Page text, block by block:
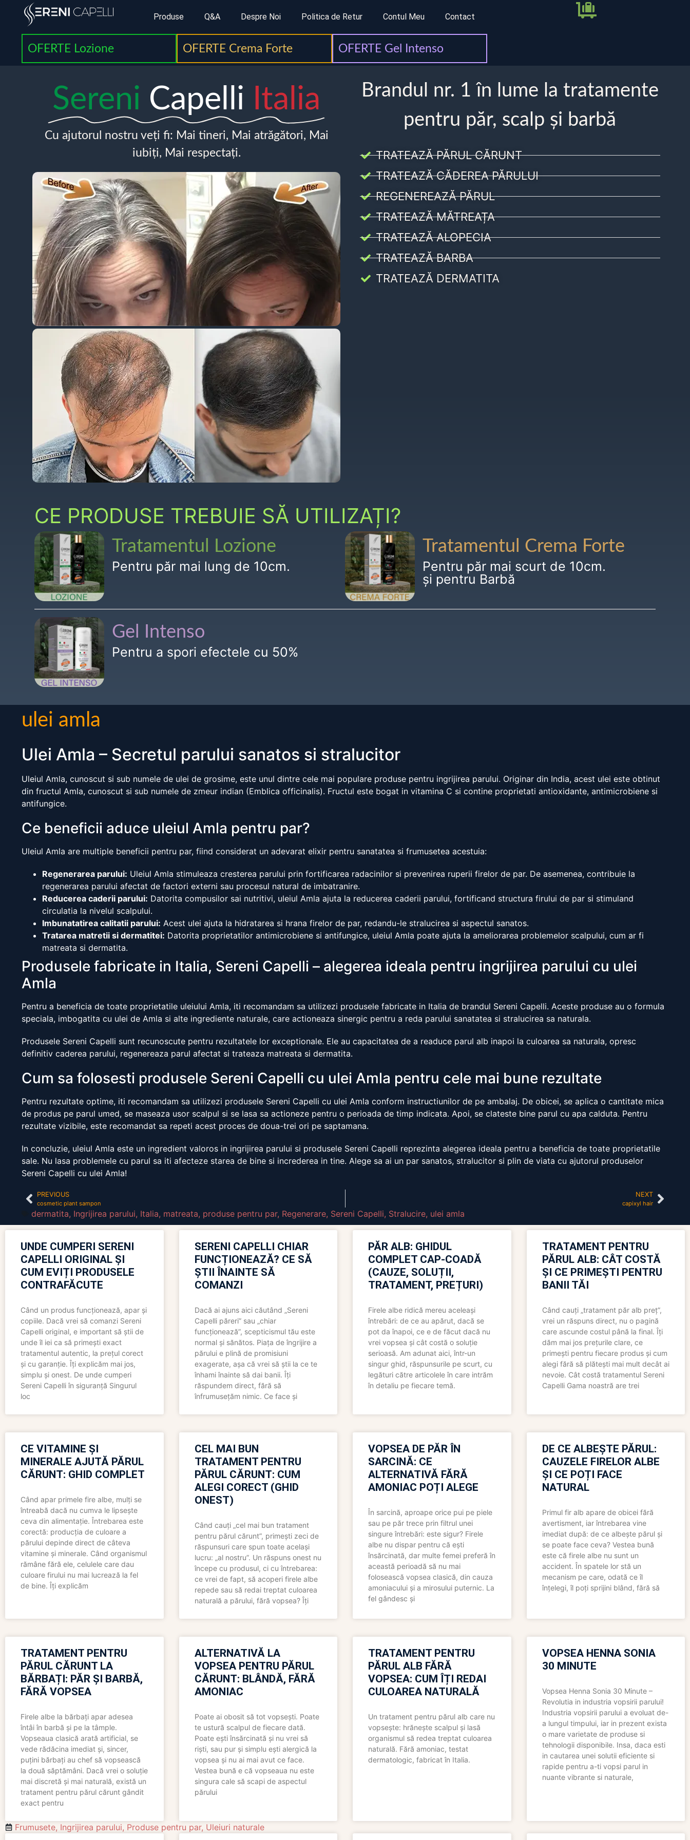
Produse Q&A Despre Noi Politica de Retur Contul Meu Contact
OFERTE Lozione OFERTE Crema Forte OFERTE Gel Intenso
Sereni Capelli Italia
Cu ajutorul nostru veți fi: Mai tineri, Mai atrăgători, Mai
iubiți, Mai respectați.
Brandul nr. 1 în lume la tratamente
pentru păr, scalp și barbă
TRATEAZĂ PĂRUL CĂRUNT
TRATEAZĂ CĂDEREA PĂRULUI
REGENEREAZĂ PĂRUL
TRATEAZĂ MĂTREAȚA
TRATEAZĂ ALOPECIA
TRATEAZĂ BARBA
TRATEAZĂ DERMATITA
CE PRODUSE TREBUIE SĂ UTILIZAȚI?
Tratamentul Lozione
Pentru păr mai lung de 10cm.
Tratamentul Crema Forte
Pentru păr mai scurt de 10cm.
și pentru Barbă
Gel Intenso
Pentru a spori efectele cu 50%
ulei amla
Ulei Amla – Secretul parului sanatos si stralucitor
Uleiul Amla, cunoscut si sub numele de ulei de grosime, este unul dintre cele mai populare produse pentru ingrijirea parului. Originar din India, acest ulei este obtinut
din fructul Amla, cunoscut si sub numele de zmeur indian (Emblica officinalis). Fructul este bogat in vitamina C si contine proprietati antioxidante, antimicrobiene si
antifungice.
Ce beneficii aduce uleiul Amla pentru par?
Uleiul Amla are multiple beneficii pentru par, fiind considerat un adevarat elixir pentru sanatatea si frumusetea acestuia:
Regenerarea parului: Uleiul Amla stimuleaza cresterea parului prin fortificarea radacinilor si prevenirea ruperii firelor de par. De asemenea, contribuie la
regenerarea parului afectat de factori externi sau procesul natural de imbatranire.
Reducerea caderii parului: Datorita compusilor sai nutritivi, uleiul Amla ajuta la reducerea caderii parului, fortificand structura firului de par si stimuland
circulatia la nivelul scalpului.
Imbunatatirea calitatii parului: Acest ulei ajuta la hidratarea si hrana firelor de par, redandu-le stralucirea si aspectul sanatos.
Tratarea matretii si dermatitei: Datorita proprietatilor antimicrobiene si antifungice, uleiul Amla poate ajuta la ameliorarea problemelor scalpului, cum ar fi
matreata si dermatita.
Produsele fabricate in Italia, Sereni Capelli – alegerea ideala pentru ingrijirea parului cu ulei
Amla
Pentru a beneficia de toate proprietatile uleiului Amla, iti recomandam sa utilizezi produsele fabricate in Italia de brandul Sereni Capelli. Aceste produse au o formula
speciala, imbogatita cu ulei de Amla si alte ingrediente naturale, care actioneaza sinergic pentru a reda parului sanatatea si stralucirea sa naturala.
Produsele Sereni Capelli sunt recunoscute pentru rezultatele lor exceptionale. Ele au capacitatea de a readuce parul alb inapoi la culoarea sa naturala, opresc
definitiv caderea parului, regenereaza parul afectat si trateaza matreata si dermatita.
Cum sa folosesti produsele Sereni Capelli cu ulei Amla pentru cele mai bune rezultate
Pentru rezultate optime, iti recomandam sa utilizezi produsele Sereni Capelli cu ulei Amla conform instructiunilor de pe ambalaj. De obicei, se aplica o cantitate mica
de produs pe parul umed, se maseaza usor scalpul si se lasa sa actioneze pentru o perioada de timp indicata. Apoi, se clateste bine parul cu apa calduta. Pentru
rezultate vizibile, este recomandat sa repeti acest proces de doua-trei ori pe saptamana.
In concluzie, uleiul Amla este un ingredient valoros in ingrijirea parului si produsele Sereni Capelli reprezinta alegerea ideala pentru a beneficia de toate proprietatile
sale. Nu lasa problemele cu parul sa iti afecteze starea de bine si increderea in tine. Alege sa ai un par sanatos, stralucitor si plin de viata cu ajutorul produselor
Sereni Capelli cu ulei Amla!
PREVIOUS
cosmetic plant sampon
NEXT
capixyl hair
dermatita, Ingrijirea parului, Italia, matreata, produse pentru par, Regenerare, Sereni Capelli, Stralucire, ulei amla
UNDE CUMPERI SERENI
CAPELLI ORIGINAL ȘI
CUM EVIȚI PRODUSELE
CONTRAFĂCUTE
Când un produs funcționează, apar și
copiile. Dacă vrei să comanzi Sereni
Capelli original, e important să știi de
unde îl iei ca să primești exact
tratamentul autentic, la prețul corect
și cu garanție. Îți explicăm mai jos,
simplu și onest. De unde cumperi
Sereni Capelli în siguranță Singurul
loc
SERENI CAPELLI CHIAR
FUNCȚIONEAZĂ? CE SĂ
ȘTII ÎNAINTE SĂ
COMANZI
Dacă ai ajuns aici căutând „Sereni
Capelli păreri” sau „chiar
funcționează”, scepticismul tău este
normal și sănătos. Piața de îngrijire a
părului e plină de promisiuni
exagerate, așa că vrei să știi la ce te
înhami înainte să dai banii. Îți
răspundem direct, fără să
înfrumusețăm nimic. Ce face și
PĂR ALB: GHIDUL
COMPLET CAP-COADĂ
(CAUZE, SOLUȚII,
TRATAMENT, PREȚURI)
Firele albe ridică mereu aceleași
întrebări: de ce au apărut, dacă se
pot da înapoi, ce e de făcut dacă nu
vrei vopsea și cât costă o soluție
serioasă. Am adunat aici, într-un
singur ghid, răspunsurile pe scurt, cu
legături către articolele în care intrăm
în detaliu pe fiecare temă.
TRATAMENT PENTRU
PĂRUL ALB: CÂT COSTĂ
ȘI CE PRIMEȘTI PENTRU
BANII TĂI
Când cauți „tratament păr alb preț”,
vrei un răspuns direct, nu o pagină
care ascunde costul până la final. Îți
dăm mai jos prețurile clare, ce
primești pentru fiecare produs și cum
alegi fără să plătești mai mult decât ai
nevoie. Cât costă tratamentul Sereni
Capelli Gama noastră are trei
CE VITAMINE ȘI
MINERALE AJUTĂ PĂRUL
CĂRUNT: GHID COMPLET
Când apar primele fire albe, mulți se
întreabă dacă nu cumva le lipsește
ceva din alimentație. Întrebarea este
corectă: producția de culoare a
părului depinde direct de câteva
vitamine și minerale. Când organismul
rămâne fără ele, celulele care dau
culoare firului nu mai lucrează la fel
de bine. Îți explicăm
CEL MAI BUN
TRATAMENT PENTRU
PĂRUL CĂRUNT: CUM
ALEGI CORECT (GHID
ONEST)
Când cauți „cel mai bun tratament
pentru părul cărunt”, primești zeci de
răspunsuri care spun toate același
lucru: „al nostru”. Un răspuns onest nu
începe cu produsul, ci cu întrebarea:
ce vrei de fapt, să acoperi firele albe
repede sau să redai treptat culoarea
naturală a părului, fără vopsea? Îți
VOPSEA DE PĂR ÎN
SARCINĂ: CE
ALTERNATIVĂ FĂRĂ
AMONIAC POȚI ALEGE
În sarcină, aproape orice pui pe piele
sau pe păr trece prin filtrul unei
singure întrebări: este sigur? Firele
albe nu dispar pentru că ești
însărcinată, dar multe femei preferă în
această perioadă să nu mai
folosească vopsea clasică, din cauza
amoniacului și a mirosului puternic. La
fel gândesc și
DE CE ALBEȘTE PĂRUL:
CAUZELE FIRELOR ALBE
ȘI CE POȚI FACE
NATURAL
Primul fir alb apare de obicei fără
avertisment, iar întrebarea vine
imediat după: de ce albește părul și
se poate face ceva? Vestea bună
este că firele albe nu sunt un
accident. În spatele lor stă un
mecanism pe care, odată ce îl
înțelegi, îl poți sprijini blând, fără să
TRATAMENT PENTRU
PĂRUL CĂRUNT LA
BĂRBAȚI: PĂR ȘI BARBĂ,
FĂRĂ VOPSEA
Firele albe la bărbați apar adesea
întâi în barbă și pe la tâmple.
Vopseaua clasică arată artificial, se
vede rădăcina imediat și, sincer,
puțini bărbați au chef să vopsească
la două săptămâni. Dacă vrei o soluție
mai discretă și mai naturală, există un
tratament pentru părul cărunt gândit
exact pentru
ALTERNATIVĂ LA
VOPSEA PENTRU PĂRUL
CĂRUNT: BLÂNDĂ, FĂRĂ
AMONIAC
Poate ai obosit să tot vopsești. Poate
te ustură scalpul de fiecare dată.
Poate ești însărcinată și nu vrei să
riști, sau pur și simplu ești alergică la
vopsea și nu ai mai avut ce face.
Vestea bună e că vopseaua nu este
singura cale să scapi de aspectul
părului
TRATAMENT PENTRU
PĂRUL ALB FĂRĂ
VOPSEA: CUM ÎȚI REDAI
CULOAREA NATURALĂ
Un tratament pentru părul alb care nu
vopsește: hrănește scalpul și lasă
organismul să redea treptat culoarea
naturală. Fără amoniac, testat
dermatologic, fabricat în Italia.
VOPSEA HENNA SONIA
30 MINUTE
Vopsea Henna Sonia 30 Minute –
Revolutia in industria vopsirii parului!
Industria vopsirii parului a evoluat de-
a lungul timpului, iar in prezent exista
o mare varietate de produse si
tehnologii disponibile. Insa, daca esti
in cautarea unei solutii eficiente si
rapide pentru a-ti vopsi parul in
nuante vibrante si naturale,
Frumusete, Ingrijirea parului, Produse pentru par, Uleiuri naturale